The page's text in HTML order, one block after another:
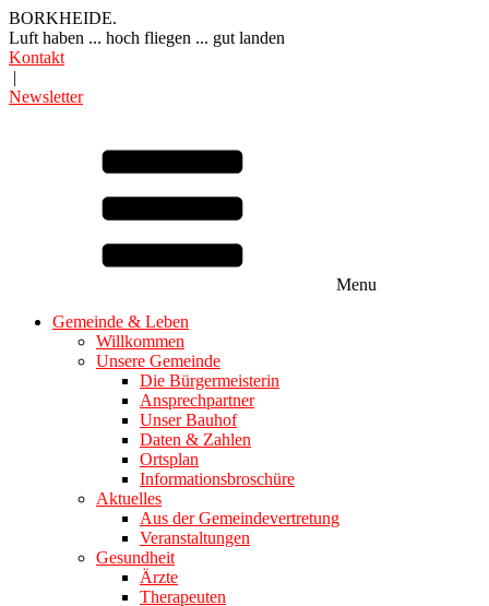
BORKHEIDE.
Luft haben ... hoch fliegen ... gut landen
Kontakt
|
Newsletter
Menu
Gemeinde & Leben
Willkommen
Unsere Gemeinde
Die Bürgermeisterin
Ansprechpartner
Unser Bauhof
Daten & Zahlen
Ortsplan
Informationsbroschüre
Aktuelles
Aus der Gemeindevertretung
Veranstaltungen
Gesundheit
Ärzte
Therapeuten